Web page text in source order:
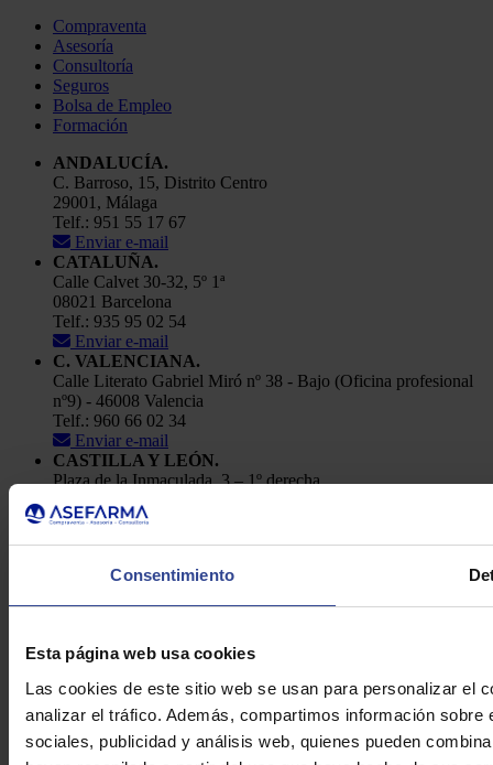
Consentimiento
Esta página web usa cookies
Las cookies de este sitio web se usan para personalizar el
analizar el tráfico. Además, compartimos información
sociales, publicidad y análisis web, quienes pueden
Compraventa
Asesoría
Consultoría
Seguros
Bolsa de Empleo
Formación
ANDALUCÍA.
C. Barroso, 15, Distrito Centro
29001, Málaga
Telf.: 951 55 17 67
Enviar e-mail
CATALUÑA.
Calle Calvet 30-32, 5º 1ª
08021 Barcelona
Telf.: 935 95 02 54
Enviar e-mail
C. VALENCIANA.
Calle Literato Gabriel Miró nº 38 - Bajo (Oficina profesional
nº9) - 46008 Valencia
Telf.: 960 66 02 34
Enviar e-mail
CASTILLA Y LEÓN.
Plaza de la Inmaculada, 3 – 1º derecha
Telf.: 91 448 84 22
Política de Privacidad